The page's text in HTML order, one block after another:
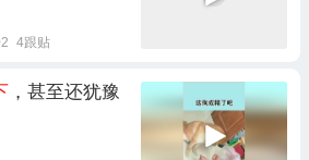
4跟贴
，甚至还犹豫